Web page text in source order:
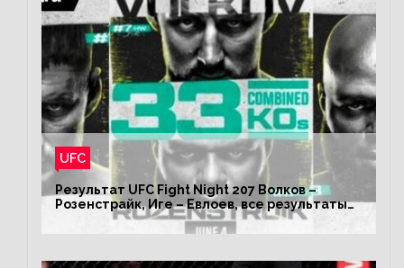
UFC
Результат UFC Fight Night 207 Волков –
Розенстрайк, Иге – Евлоев, все результаты
турнира ЮФС ФН 207